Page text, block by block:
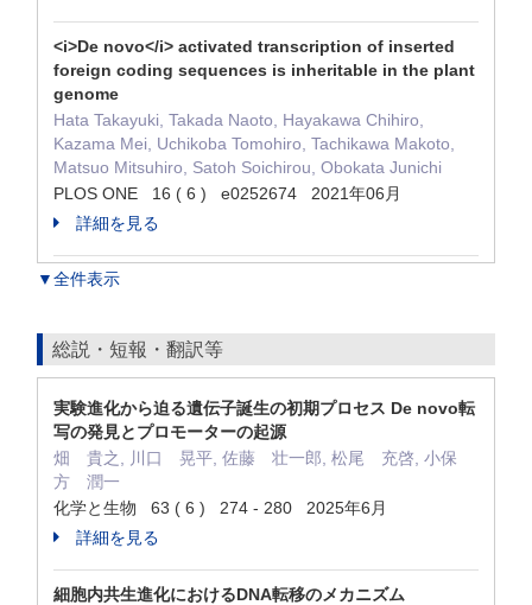
<i>De novo</i> activated transcription of inserted
foreign coding sequences is inheritable in the plant
genome
Hata Takayuki, Takada Naoto, Hayakawa Chihiro,
Kazama Mei, Uchikoba Tomohiro, Tachikawa Makoto,
Matsuo Mitsuhiro, Satoh Soichirou, Obokata Junichi
PLOS ONE 16 ( 6 ) e0252674 2021年06月
詳細を見る
▼全件表示
総説・短報・翻訳等
実験進化から迫る遺伝子誕生の初期プロセス De novo転
写の発見とプロモーターの起源
畑 貴之, 川口 晃平, 佐藤 壮一郎, 松尾 充啓, 小保
方 潤一
化学と生物 63 ( 6 ) 274 - 280 2025年6月
詳細を見る
細胞内共生進化におけるDNA転移のメカニズム